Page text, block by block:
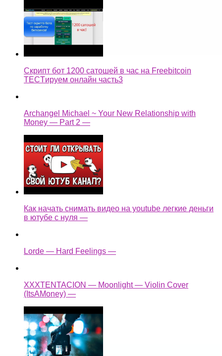
Скрипт бот 1200 сатошей в час на Freebitcoin
TECTируем онлайн часть3
Archangel Michael ~ Your New Relationship with
Money — Part 2 —
Как начать снимать видео на youtube легкие деньги
в ютубе с нуля —
Lorde — Hard Feelings —
XXXTENTACION — Moonlight — Violin Cover
(ItsAMoney) —